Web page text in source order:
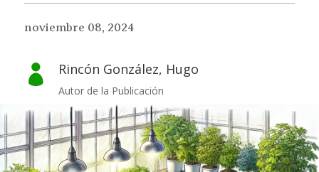
noviembre 08, 2024
 Rincón González, Hugo
Autor de la Publicación